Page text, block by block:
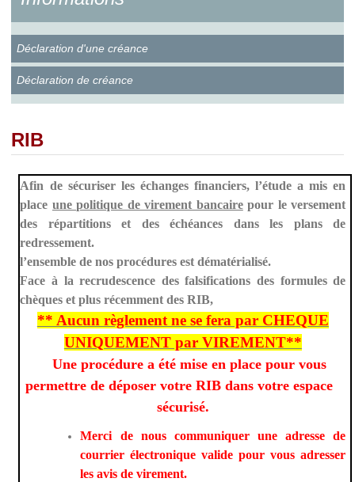
Déclaration d'une créance
Déclaration de créance
RIB
Afin de sécuriser les échanges financiers, l’étude a mis en
place une politique de virement bancairepour le versement
des répartitions et des échéances dans les plans de
redressement.
l’ensemble de nos procédures est dématérialisé.
Face à la recrudescence des falsifications des formules de
chèques et plus récemment des RIB,
** Aucun règlement ne se fera par CHEQUE
UNIQUEMENT par VIREMENT**
Une procédure a été mise en place pour vous
permettre de déposer votre RIB dans votre espace
sécurisé.
Merci de nous communiquer une adresse de
courrier électronique valide pour vous adresser
les avis de virement.